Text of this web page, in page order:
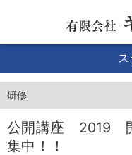
研修
公開講座 2019
集中！！